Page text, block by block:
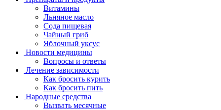
Витамины
Льняное масло
Сода пищевая
Чайный гриб
Яблочный уксус
Новости медицины
Вопросы и ответы
Лечение зависимости
Как бросить курить
Как бросить пить
Народные средства
Вызвать месячные